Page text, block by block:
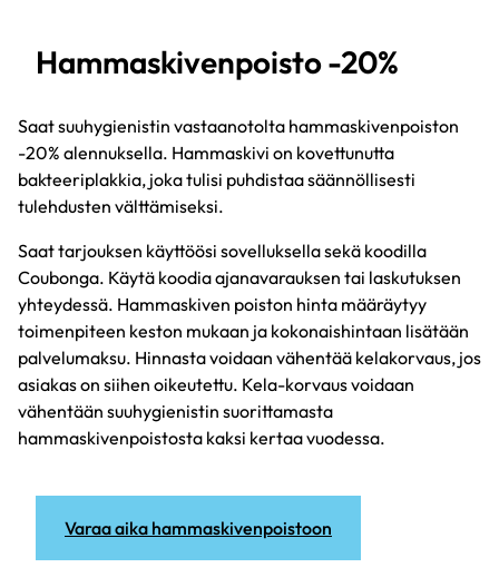
Hammaskivenpoisto -20%
Saat suuhygienistin vastaanotolta hammaskivenpoiston
-20% alennuksella. Hammaskivi on kovettunutta
bakteeriplakkia, joka tulisi puhdistaa säännöllisesti
tulehdusten välttämiseksi.
Saat tarjouksen käyttöösi sovelluksella sekä koodilla
Coubonga. Käytä koodia ajanavarauksen tai laskutuksen
yhteydessä. Hammaskiven poiston hinta määräytyy
toimenpiteen keston mukaan ja kokonaishintaan lisätään
palvelumaksu. Hinnasta voidaan vähentää kelakorvaus, jos
asiakas on siihen oikeutettu. Kela-korvaus voidaan
vähentään suuhygienistin suorittamasta
hammaskivenpoistosta kaksi kertaa vuodessa.
Varaa aika hammaskivenpoistoon